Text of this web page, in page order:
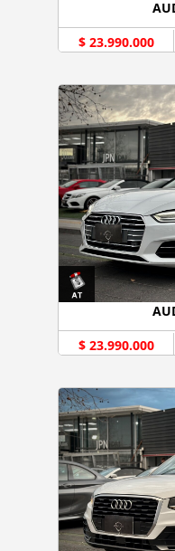
$ 23.990.000
$ 23.990.000